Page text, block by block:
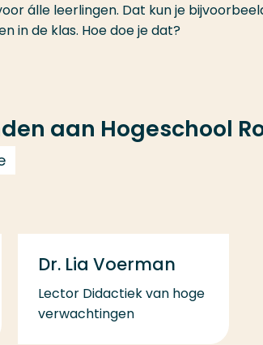
álle leerlingen. Dat kun je
in de klas. Hoe doe je dat?
aan Hogeschool
Dr. Lia Voerman
Lector Didactiek van hoge
verwachtingen